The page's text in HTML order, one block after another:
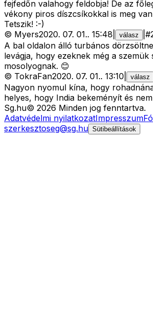
fejfedőn valahogy feldobja! De az
vékony piros díszcsíkokkal is meg
Tetszik! :-)
© Myers2020. 07. 01.. 15:48 válasz #
A bal oldalon álló turbános
levágja, hogy ezeknek még a szemük
mosolyognak. 😊
© TokraFan2020. 07. 01.. 13:10 válasz
Nagyon nyomul kína, hogy
helyes, hogy India bekeményít és
Sg.hu© 2026 Minden jog fenntartva.
Adatvédelmi nyilatkozatImpresszum
szerkesztoseg@sg.hu Sütibeállítások